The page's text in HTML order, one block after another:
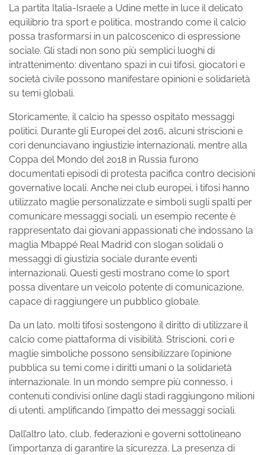
La partita Italia-Israele a Udine mette in luce il delicato
equilibrio tra sport e politica, mostrando come il calcio
possa trasformarsi in un palcoscenico di espressione
sociale. Gli stadi non sono più semplici luoghi di
intrattenimento: diventano spazi in cui tifosi, giocatori e
società civile possono manifestare opinioni e solidarietà
su temi globali.
Storicamente, il calcio ha spesso ospitato messaggi
politici. Durante gli Europei del 2016, alcuni striscioni e
cori denunciavano ingiustizie internazionali, mentre alla
Coppa del Mondo del 2018 in Russia furono
documentati episodi di protesta pacifica contro decisioni
governative locali. Anche nei club europei, i tifosi hanno
utilizzato maglie personalizzate e simboli sugli spalti per
comunicare messaggi sociali, un esempio recente è
rappresentato dai giovani appassionati che indossano la
maglia Mbappé Real Madrid con slogan solidali o
messaggi di giustizia sociale durante eventi
internazionali. Questi gesti mostrano come lo sport
possa diventare un veicolo potente di comunicazione,
capace di raggiungere un pubblico globale.
Da un lato, molti tifosi sostengono il diritto di utilizzare il
calcio come piattaforma di visibilità. Striscioni, cori e
maglie simboliche possono sensibilizzare l’opinione
pubblica su temi come i diritti umani o la solidarietà
internazionale. In un mondo sempre più connesso, i
contenuti condivisi online dagli stadi raggiungono milioni
di utenti, amplificando l’impatto dei messaggi sociali.
Dall’altro lato, club, federazioni e governi sottolineano
l’importanza di garantire la sicurezza. La presenza di